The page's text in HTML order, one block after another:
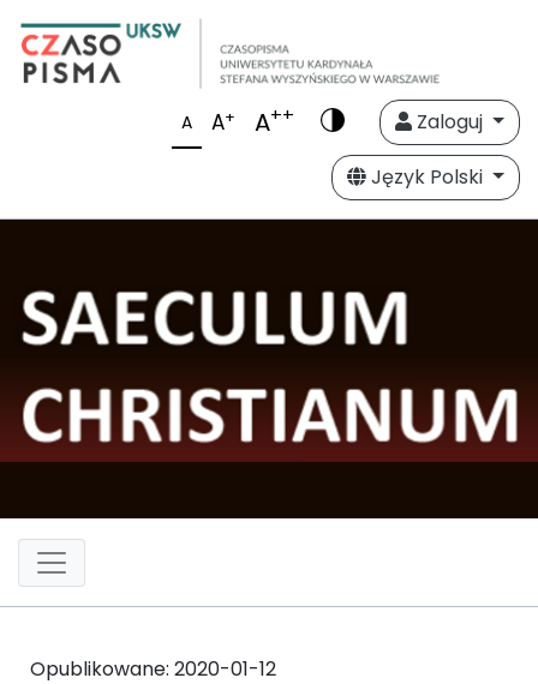
A A+ A++
Zaloguj
Język Polski
Opublikowane: 2020-01-12